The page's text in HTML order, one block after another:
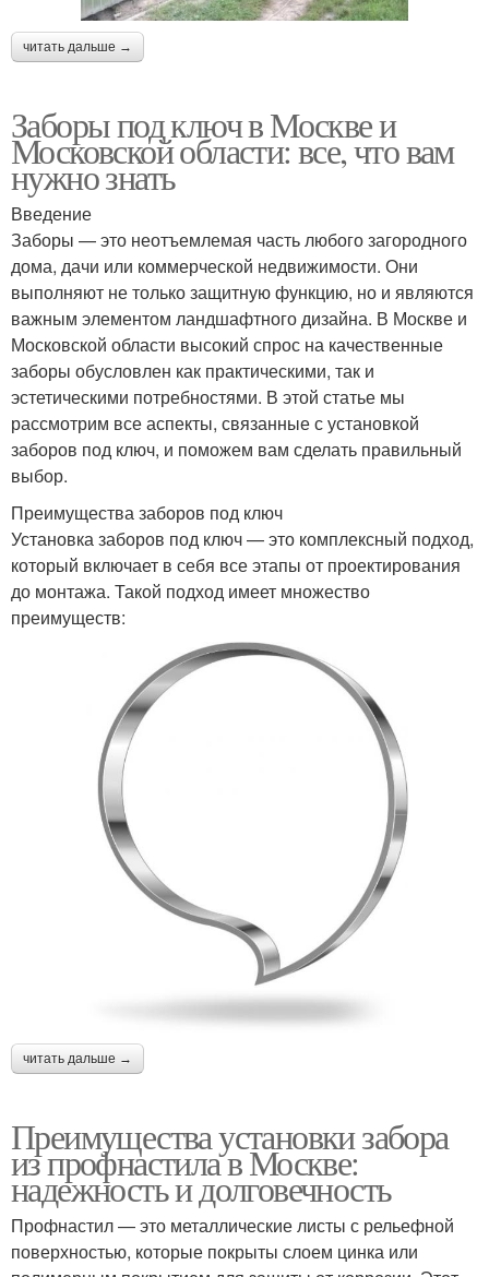
читать дальше →
Заборы под ключ в Москве и
Московской области: все, что вам
нужно знать
Введение
Заборы — это неотъемлемая часть любого загородного
дома, дачи или коммерческой недвижимости. Они
выполняют не только защитную функцию, но и являются
важным элементом ландшафтного дизайна. В Москве и
Московской области высокий спрос на качественные
заборы обусловлен как практическими, так и
эстетическими потребностями. В этой статье мы
рассмотрим все аспекты, связанные с установкой
заборов под ключ, и поможем вам сделать правильный
выбор.
Преимущества заборов под ключ
Установка заборов под ключ — это комплексный подход,
который включает в себя все этапы от проектирования
до монтажа. Такой подход имеет множество
преимуществ:
читать дальше →
Преимущества установки забора
из профнастила в Москве:
надежность и долговечность
Профнастил — это металлические листы с рельефной
поверхностью, которые покрыты слоем цинка или